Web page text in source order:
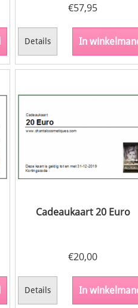
€57,95
Details In
Cadeaukaart 20 Euro
€20,00
Details In